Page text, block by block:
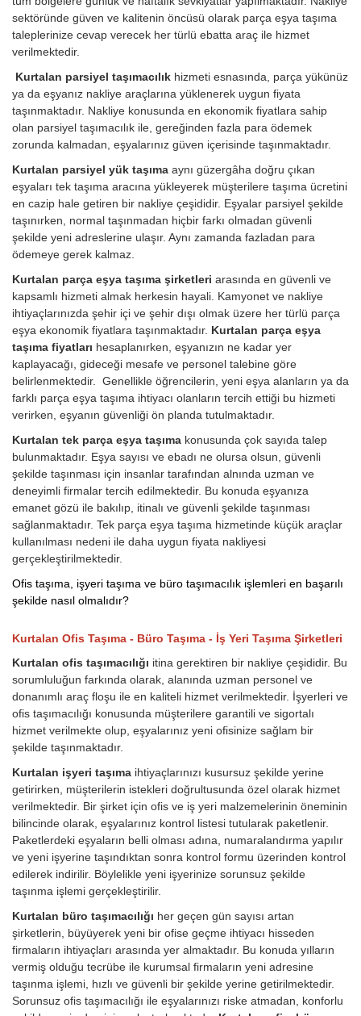
sektöründe güven ve kalitenin öncüsü olarak parça eşya taşıma
taleplerinize cevap verecek her türlü ebatta araç ile hizmet
verilmektedir.
Kurtalan parsiyel taşımacılık hizmeti esnasında, parça yükünüz
ya da eşyanız nakliye araçlarına yüklenerek uygun fiyata
taşınmaktadır. Nakliye konusunda en ekonomik fiyatlara sahip
olan parsiyel taşımacılık ile, gereğinden fazla para ödemek
zorunda kalmadan, eşyalarınız güven içerisinde taşınmaktadır.
Kurtalan parsiyel yük taşıma aynı güzergâha doğru çıkan
eşyaları tek taşıma aracına yükleyerek müşterilere taşıma ücretini
en cazip hale getiren bir nakliye çeşididir. Eşyalar parsiyel şekilde
taşınırken, normal taşınmadan hiçbir farkı olmadan güvenli
şekilde yeni adreslerine ulaşır. Aynı zamanda fazladan para
ödemeye gerek kalmaz.
Kurtalan parça eşya taşıma şirketleri arasında en güvenli ve
kapsamlı hizmeti almak herkesin hayali. Kamyonet ve nakliye
ihtiyaçlarınızda şehir içi ve şehir dışı olmak üzere her türlü parça
eşya ekonomik fiyatlara taşınmaktadır. Kurtalan parça eşya
taşıma fiyatları hesaplanırken, eşyanızın ne kadar yer
kaplayacağı, gideceği mesafe ve personel talebine göre
belirlenmektedir. Genellikle öğrencilerin, yeni eşya alanların ya da
farklı parça eşya taşıma ihtiyacı olanların tercih ettiği bu hizmeti
verirken, eşyanın güvenliği ön planda tutulmaktadır.
Kurtalan tek parça eşya taşıma konusunda çok sayıda talep
bulunmaktadır. Eşya sayısı ve ebadı ne olursa olsun, güvenli
şekilde taşınması için insanlar tarafından alnında uzman ve
deneyimli firmalar tercih edilmektedir. Bu konuda eşyanıza
emanet gözü ile bakılıp, itinalı ve güvenli şekilde taşınması
sağlanmaktadır. Tek parça eşya taşıma hizmetinde küçük araçlar
kullanılması nedeni ile daha uygun fiyata nakliyesi
gerçekleştirilmektedir.
Ofis taşıma, işyeri taşıma ve büro taşımacılık işlemleri en başarılı
şekilde nasıl olmalıdır?
Kurtalan Ofis Taşıma - Büro Taşıma - İş Yeri Taşıma Şirketleri
Kurtalan ofis taşımacılığı itina gerektiren bir nakliye çeşididir. Bu
sorumluluğun farkında olarak, alanında uzman personel ve
donanımlı araç floşu ile en kaliteli hizmet verilmektedir. İşyerleri ve
ofis taşımacılığı konusunda müşterilere garantili ve sigortalı
hizmet verilmekte olup, eşyalarınız yeni ofisinize sağlam bir
şekilde taşınmaktadır.
Kurtalan işyeri taşıma ihtiyaçlarınızı kusursuz şekilde yerine
getirirken, müşterilerin istekleri doğrultusunda özel olarak hizmet
verilmektedir. Bir şirket için ofis ve iş yeri malzemelerinin öneminin
bilincinde olarak, eşyalarınız kontrol listesi tutularak paketlenir.
Paketlerdeki eşyaların belli olması adına, numaralandırma yapılır
ve yeni işyerine taşındıktan sonra kontrol formu üzerinden kontrol
edilerek indirilir. Böylelikle yeni işyerinize sorunsuz şekilde
taşınma işlemi gerçekleştirilir.
Kurtalan büro taşımacılığı her geçen gün sayısı artan
şirketlerin, büyüyerek yeni bir ofise geçme ihtiyacı hisseden
firmaların ihtiyaçları arasında yer almaktadır. Bu konuda yılların
vermiş olduğu tecrübe ile kurumsal firmaların yeni adresine
taşınma işlemi, hızlı ve güvenli bir şekilde yerine getirilmektedir.
Sorunsuz ofis taşımacılığı ile eşyalarınızı riske atmadan, konforlu